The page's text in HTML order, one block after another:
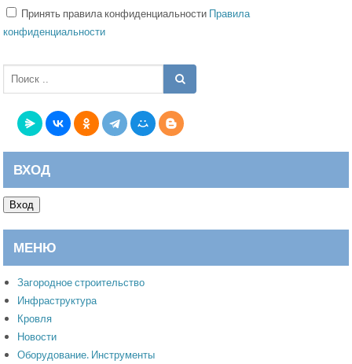
Принять правила конфиденциальности Правила
конфиденциальности
ВХОД
Вход
МЕНЮ
Загородное строительство
Инфраструктура
Кровля
Новости
Оборудование. Инструменты